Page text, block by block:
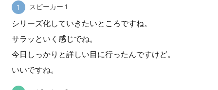
スピーカー 1
シリーズ化していきたいところですね。
サラッといく感じでね。
今日しっかりと詳しい目に行ったんですけど。
いいですね。